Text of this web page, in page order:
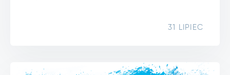
31 LIPIEC